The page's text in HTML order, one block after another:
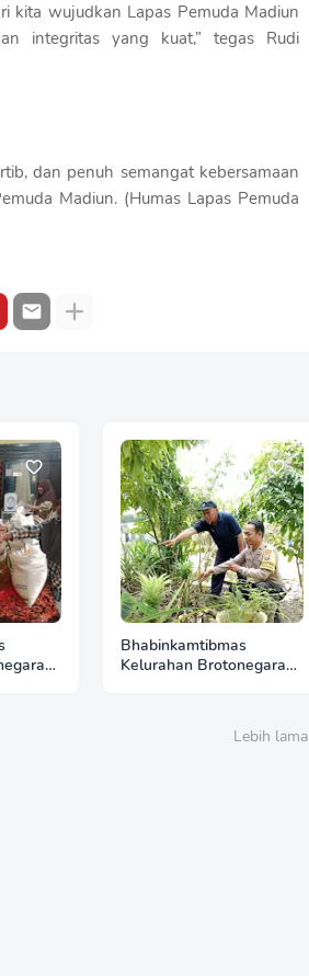
kita wujudkan Lapas Pemuda Madiun
integritas yang kuat,” tegas Rudi
dan penuh semangat kebersamaan
Madiun. (Humas Lapas Pemuda
Bhabinkamtibmas
Kelurahan Brotonegaran
Ketahanan PanganLebih lama